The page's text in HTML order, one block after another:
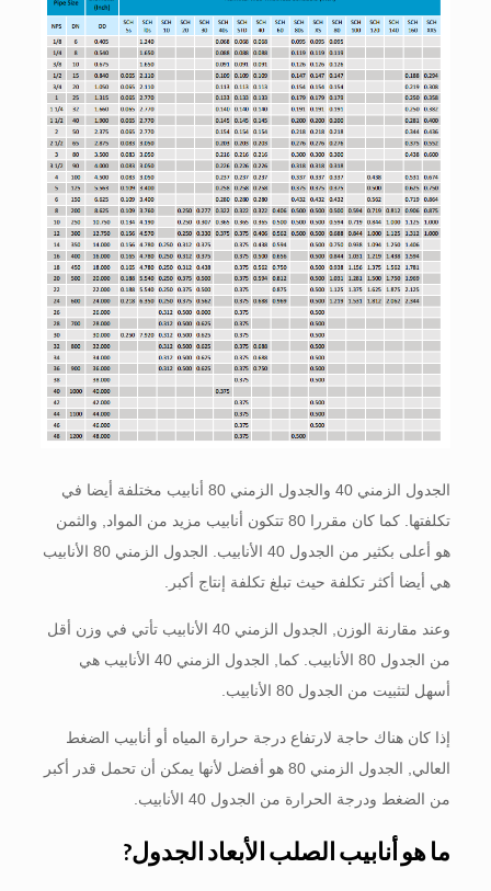
الجدول الزمني 40 والجدول الزمني 80 أنابيب مختلفة أيضا في
تكلفتها. كما كان مقررا 80 تتكون أنابيب مزيد من المواد, والثمن
هو أعلى بكثير من الجدول 40 الأنابيب. الجدول الزمني 80 الأنابيب
هي أيضا أكثر تكلفة حيث تبلغ تكلفة إنتاج أكبر.
وعند مقارنة الوزن, الجدول الزمني 40 الأنابيب تأتي في وزن أقل
من الجدول 80 الأنابيب. كما, الجدول الزمني 40 الأنابيب هي
أسهل لتثبيت من الجدول 80 الأنابيب.
إذا كان هناك حاجة لارتفاع درجة حرارة المياه أو أنابيب الضغط
العالي, الجدول الزمني 80 هو أفضل لأنها يمكن أن تحمل قدر أكبر
من الضغط ودرجة الحرارة من الجدول 40 الأنابيب.
ما هو أنابيب الصلب الأبعاد الجدول?